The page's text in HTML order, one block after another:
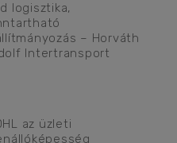
logisztika,
– Horváth
Intertransport
az üzleti